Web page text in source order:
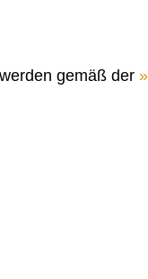
gemäß der